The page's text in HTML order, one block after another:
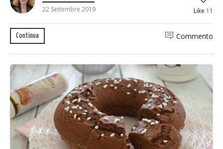
22 Settembre 2019
Like 11
Continua Commento